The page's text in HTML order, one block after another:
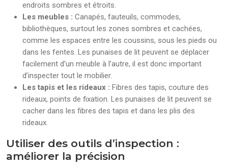
endroits sombres et étroits.
Les meubles : Canapés, fauteuils, commodes,
bibliothèques, surtout les zones sombres et cachées,
comme les espaces entre les coussins, sous les pieds ou
dans les fentes. Les punaises de lit peuvent se déplacer
facilement d’un meuble à l’autre, il est donc important
d’inspecter tout le mobilier.
Les tapis et les rideaux : Fibres des tapis, couture des
rideaux, points de fixation. Les punaises de lit peuvent se
cacher dans les fibres des tapis et dans les plis des
rideaux.
Utiliser des outils d’inspection :
améliorer la précision